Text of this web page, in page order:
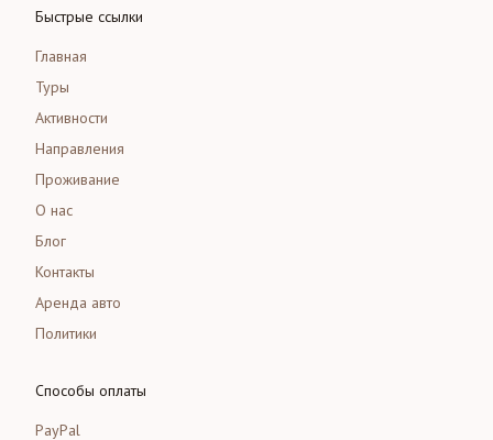
Быстрые ссылки
Главная
Туры
Активности
Направления
Проживание
О нас
Блог
Контакты
Аренда авто
Политики
Способы оплаты
PayPal